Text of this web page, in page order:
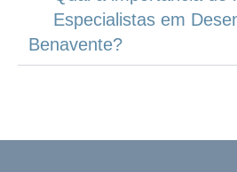
Especialistas em
Benavente?